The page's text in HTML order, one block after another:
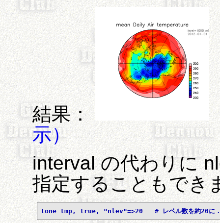
結果：
示）
interval の代わりに
指定することもでき
tone tmp, true, "nlev"=>20   # レベル数を約20に．